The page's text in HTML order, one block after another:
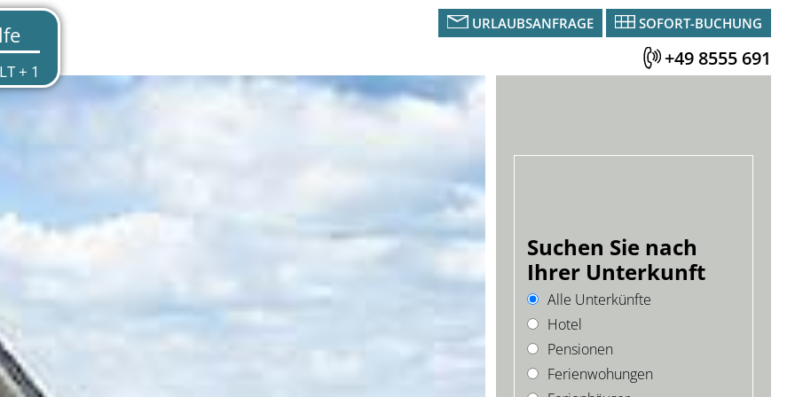
URLAUBSANFRAGE SOFORT-BUCHUNG
+49 8555 691
Suchen Sie nach
Ihrer Unterkunft
Alle Unterkünfte
Hotel
Pensionen
Ferienwohungen